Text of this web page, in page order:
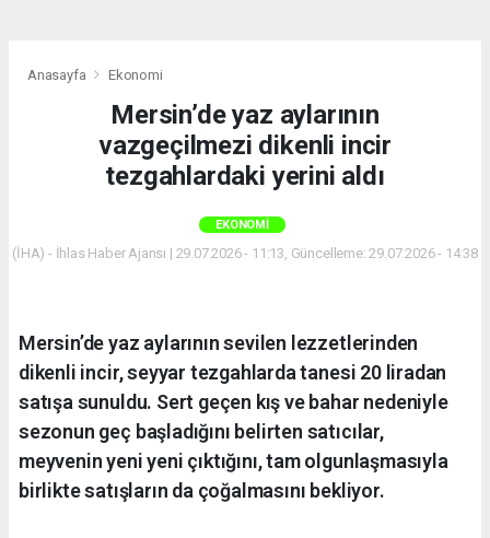
Anasayfa Ekonomi
Mersin’de yaz aylarının
vazgeçilmezi dikenli incir
tezgahlardaki yerini aldı
EKONOMI
(İHA) - İhlas Haber Ajansı | 29.07.2026 - 11:13, Güncelleme: 29.07.2026 - 14:38
Mersin’de yaz aylarının sevilen lezzetlerinden
dikenli incir, seyyar tezgahlarda tanesi 20 liradan
satışa sunuldu. Sert geçen kış ve bahar nedeniyle
sezonun geç başladığını belirten satıcılar,
meyvenin yeni yeni çıktığını, tam olgunlaşmasıyla
birlikte satışların da çoğalmasını bekliyor.